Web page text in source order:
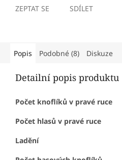
ZEPTAT SE SDÍLET
Popis Podobné (8) Diskuze
Detailní popis produktu
Počet knoflíků v pravé ruce
Počet hlasů v pravé ruce
Ladění